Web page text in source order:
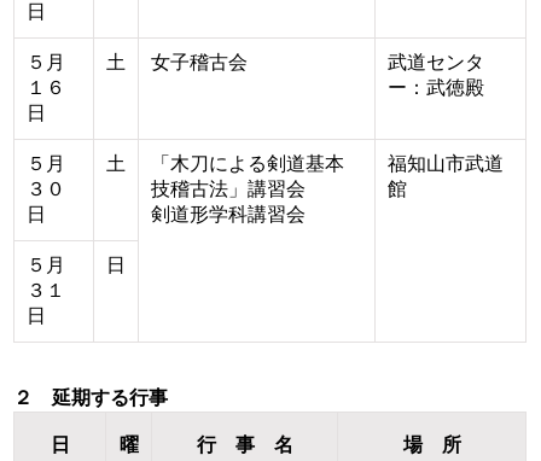
日
５月
１６
日
土 女子稽古会
武道センタ
ー：武徳殿
５月
３０
日
土
「木刀による剣道基本
技稽古法」講習会
剣道形学科講習会
福知山市武道
館
５月
３１
日
日
２ 延期する行事
日 曜 行 事 名 場 所